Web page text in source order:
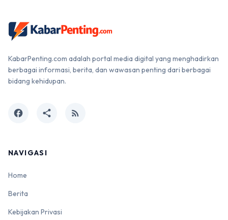
KabarPenting.com adalah portal media digital yang menghadirkan
berbagai informasi, berita, dan wawasan penting dari berbagai
bidang kehidupan.
facebook share rss_feed
NAVIGASI
Home
Berita
Kebijakan Privasi